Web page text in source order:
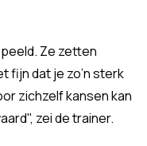
Ze zetten
fijn dat je zo’n sterk
zichzelf kansen kan
zei de trainer.